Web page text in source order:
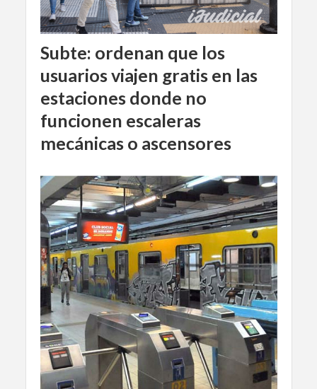
Subte: ordenan que los
usuarios viajen gratis en las
estaciones donde no
funcionen escaleras
mecánicas o ascensores